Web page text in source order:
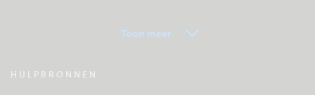
VRM - Veel gestelde vragen
Toon meer
HULPBRONNEN